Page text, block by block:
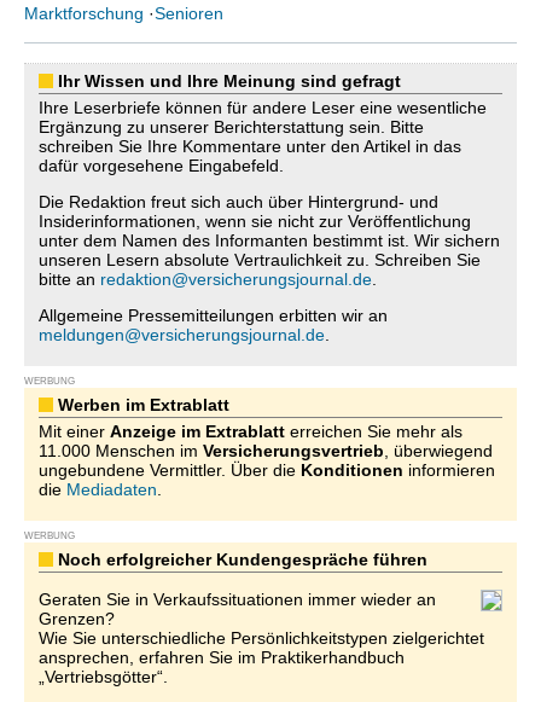
Marktforschung ·Senioren
Ihr Wissen und Ihre Meinung sind gefragt
Ihre Leserbriefe können für andere Leser eine wesentliche
Ergänzung zu unserer Berichterstattung sein. Bitte
schreiben Sie Ihre Kommentare unter den Artikel in das
dafür vorgesehene Eingabefeld.
Die Redaktion freut sich auch über Hintergrund- und
Insiderinformationen, wenn sie nicht zur Veröffentlichung
unter dem Namen des Informanten bestimmt ist. Wir sichern
unseren Lesern absolute Vertraulichkeit zu. Schreiben Sie
bitte an redaktion@versicherungsjournal.de
Allgemeine Pressemitteilungen erbitten wir an
meldungen@versicherungsjournal.de
WERBUNG
Werben im Extrablatt
Mit einer Anzeige im Extrablatt erreichen Sie mehr als
11.000 Menschen im Versicherungsvertrieb , überwiegend
ungebundene Vermittler. Über die Konditionen informieren
die Mediadaten
WERBUNG
Noch erfolgreicher Kundengespräche führen
Geraten Sie in Verkaufssituationen immer wieder an
Grenzen?
Wie Sie unterschiedliche Persönlichkeitstypen zielgerichtet
ansprechen, erfahren Sie im Praktikerhandbuch
„Vertriebsgötter“.